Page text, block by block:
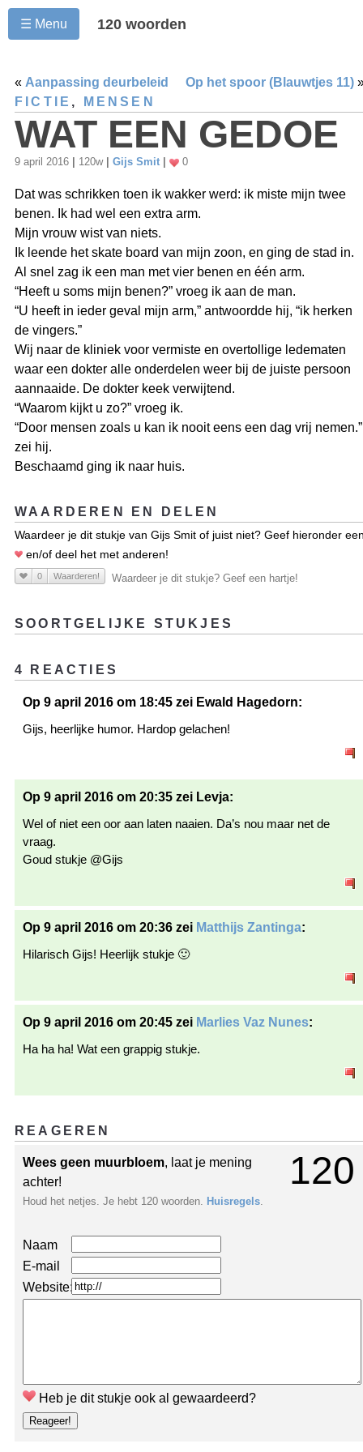
☰ Menu 120 woorden
« Aanpassing deurbeleid Op het spoor (Blauwtjes 11)
FICTIE , MENSEN
WAT EEN GEDOE
9 april 2016 120w Gijs Smit 0
Dat was schrikken toen ik wakker werd: ik miste mijn twee
benen. Ik had wel een extra arm.
Mijn vrouw wist van niets.
Ik leende het skate board van mijn zoon, en ging de stad in.
Al snel zag ik een man met vier benen en één arm.
“Heeft u soms mijn benen?” vroeg ik aan de man.
“U heeft in ieder geval mijn arm,” antwoordde hij, “ik herken
de vingers.”
Wij naar de kliniek voor vermiste en overtollige ledematen
waar een dokter alle onderdelen weer bij de juiste persoon
aannaaide. De dokter keek verwijtend.
“Waarom kijkt u zo?” vroeg ik.
“Door mensen zoals u kan ik nooit eens een dag vrij nemen.”
zei hij.
Beschaamd ging ik naar huis.
WAARDEREN EN DELEN
Waardeer je dit stukje van Gijs Smit of juist niet? Geef hieronder
en/of deel het met anderen!
0 Waarderen! Waardeer je dit stukje? Geef een hartje!
SOORTGELIJKE STUKJES
4 REACTIES
Op 9 april 2016 om 18:45 zei Ewald Hagedorn:
Gijs, heerlijke humor. Hardop gelachen!
Op 9 april 2016 om 20:35 zei Levja:
Wel of niet een oor aan laten naaien. Da’s nou maar net de
vraag.
Goud stukje @Gijs
Op 9 april 2016 om 20:36 zei Matthijs Zantinga:
Hilarisch Gijs! Heerlijk stukje 🙂
Op 9 april 2016 om 20:45 zei Marlies Vaz Nunes:
Ha ha ha! Wat een grappig stukje.
REAGEREN
120
Wees geen muurbloem, laat je mening
achter!
Houd het netjes. Je hebt 120 woorden. Huisregels
Naam
E-mail
Website:
Heb je dit stukje ook al gewaardeerd?